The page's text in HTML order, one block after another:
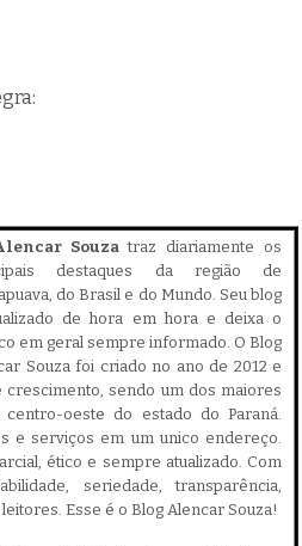
Souza traz diariamente os
destaques da região de
do Brasil e do Mundo. Seu blog
de hora em hora e deixa o
em geral sempre informado. O Blog
Souza foi criado no ano de 2012 e
sendo um dos maiores
oeste do estado do Paraná.
e serviços em um unico endereço.
ético e sempre atualizado. Com
seriedade, transparência,
Esse é o Blog Alencar Souza!